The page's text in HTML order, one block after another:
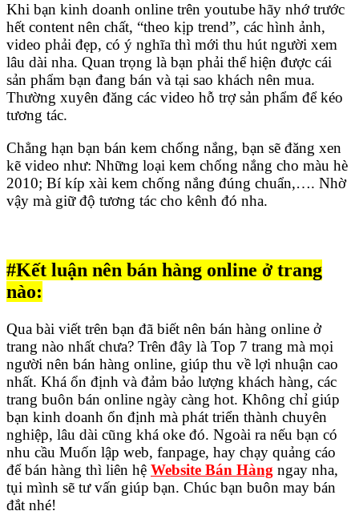
Khi bạn kinh doanh online trên youtube hãy nhớ trước
hết content nên chất, “theo kịp trend”, các hình ảnh,
video phải đẹp, có ý nghĩa thì mới thu hút người xem
lâu dài nha. Quan trọng là bạn phải thể hiện được cái
sản phẩm bạn đang bán và tại sao khách nên mua.
Thường xuyên đăng các video hỗ trợ sản phẩm để kéo
tương tác.
Chẳng hạn bạn bán kem chống nắng, bạn sẽ đăng xen
kẽ video như: Những loại kem chống nắng cho màu hè
2010; Bí kíp xài kem chống nắng đúng chuẩn,…. Nhờ
vậy mà giữ độ tương tác cho kênh đó nha.
#Kết luận nên bán hàng online ở trang
nào:
Qua bài viết trên bạn đã biết nên bán hàng online ở
trang nào nhất chưa? Trên đây là Top 7 trang mà mọi
người nên bán hàng online, giúp thu về lợi nhuận cao
nhất. Khá ổn định và đảm bảo lượng khách hàng, các
trang buôn bán online ngày càng hot. Không chỉ giúp
bạn kinh doanh ổn định mà phát triển thành chuyên
nghiệp, lâu dài cũng khá oke đó. Ngoài ra nếu bạn có
nhu cầu Muốn lập web, fanpage, hay chạy quảng cáo
để bán hàng thì liên hệ Website Bán Hàng ngay nha,
tụi mình sẽ tư vấn giúp bạn. Chúc bạn buôn may bán
đắt nhé!